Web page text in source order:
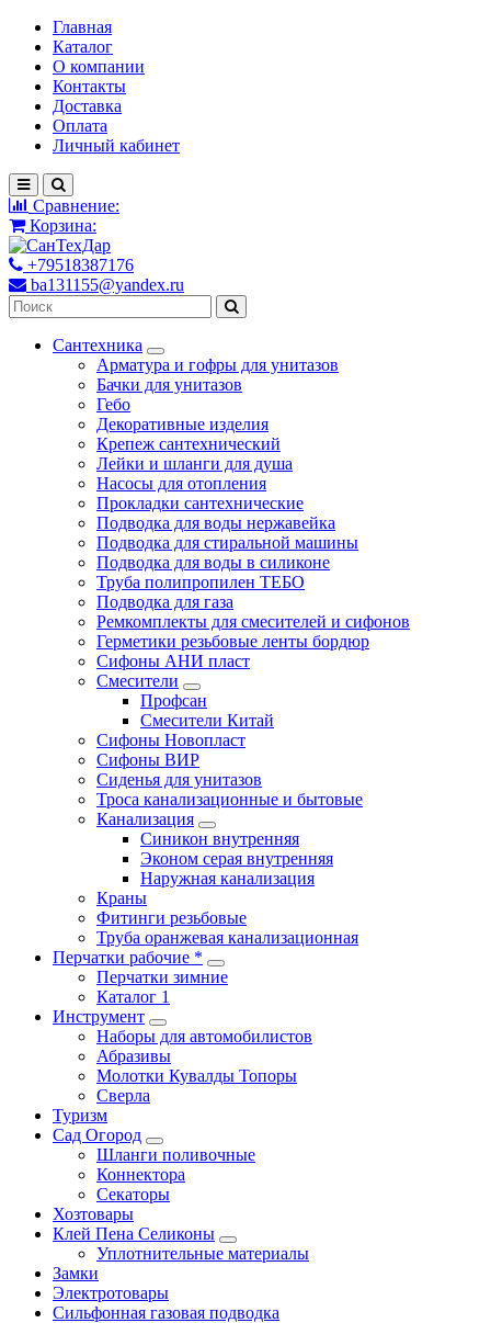
Главная
Каталог
О компании
Контакты
Доставка
Оплата
Личный кабинет
Сравнение:
Корзина:
+79518387176
ba131155@yandex.ru
Сантехника
Арматура и гофры для унитазов
Бачки для унитазов
Гебо
Декоративные изделия
Крепеж сантехнический
Лейки и шланги для душа
Насосы для отопления
Прокладки сантехнические
Подводка для воды нержавейка
Подводка для стиральной машины
Подводка для воды в силиконе
Труба полипропилен ТЕБО
Подводка для газа
Ремкомплекты для смесителей и сифонов
Герметики резьбовые ленты бордюр
Сифоны АНИ пласт
Смесители
Профсан
Смесители Китай
Сифоны Новопласт
Сифоны ВИР
Сиденья для унитазов
Троса канализационные и бытовые
Канализация
Синикон внутренняя
Эконом серая внутренняя
Наружная канализация
Краны
Фитинги резьбовые
Труба оранжевая канализационная
Перчатки рабочие *
Перчатки зимние
Каталог 1
Инструмент
Наборы для автомобилистов
Абразивы
Молотки Кувалды Топоры
Сверла
Туризм
Сад Огород
Шланги поливочные
Коннектора
Секаторы
Хозтовары
Клей Пена Селиконы
Уплотнительные материалы
Замки
Электротовары
Сильфонная газовая подводка